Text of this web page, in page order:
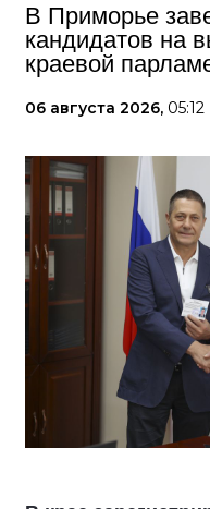
В Приморье
кандидатов на
краевой
06 августа 2026, 05:12